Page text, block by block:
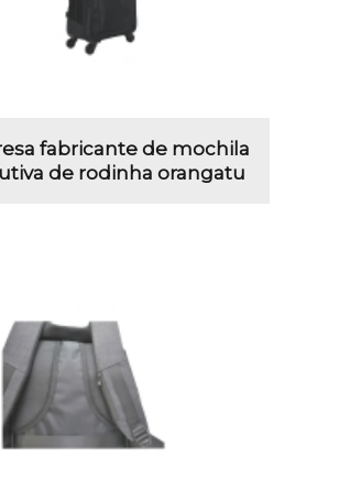
fabricante de mochila
de rodinha orangatu